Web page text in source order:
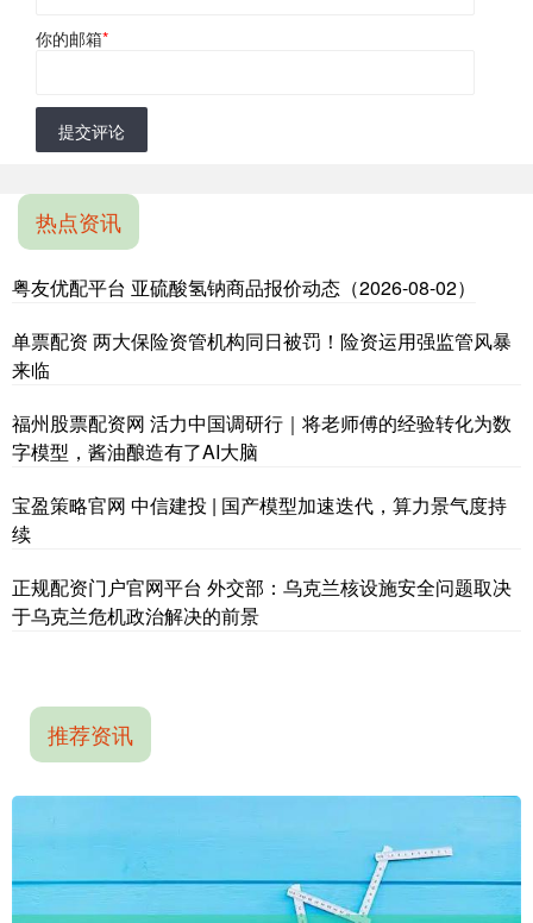
你的邮箱*
提交评论
热点资讯
粤友优配平台 亚硫酸氢钠商品报价动态（2026-08-02）
单票配资 两大保险资管机构同日被罚！险资运用强监管风暴
来临
福州股票配资网 活力中国调研行｜将老师傅的经验转化为数
字模型，酱油酿造有了AI大脑
宝盈策略官网 中信建投 | 国产模型加速迭代，算力景气度持
续
正规配资门户官网平台 外交部：乌克兰核设施安全问题取决
于乌克兰危机政治解决的前景
推荐资讯